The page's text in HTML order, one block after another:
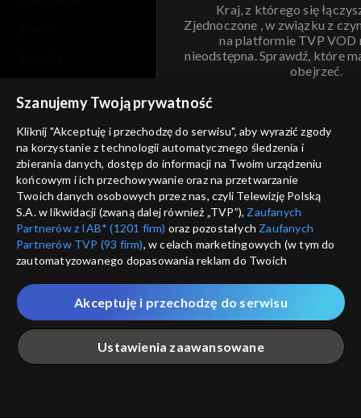
Kraj, z którego się
Zjednoczone , w związku z
na platformie TVP VOD
nieodstępna. Sprawdź, które
obejrzeć.
ANULUJ
informacje o dostawcy usług
Szanujemy Twoją prywatność
Kliknij "Akceptuję i przechodzę do serwisu", aby wyrazić zgody
na korzystanie z technologii automatycznego śledzenia i
zbierania danych, dostęp do informacji na Twoim urządzeniu
końcowym i ich przechowywanie oraz na przetwarzanie
Twoich danych osobowych przez nas, czyli Telewizję Polską
S.A. w likwidacji (zwaną dalej również „TVP”), Zaufanych
Partnerów z IAB* (1201 firm) oraz pozostałych Zaufanych
Partnerów TVP (93 firm), w celach marketingowych (w tym do
zautomatyzowanego dopasowania reklam do Twoich
które wskazujemy poniżej, a także zgody na udostępnianie
przez nas identyfikatora PPID do Google.
Twoje dane osobowe zbierane podczas odwiedzania przez
Ciebie naszych
poszczególnych serwisówzwanych dalej
„Portalem”, w tym informacje zapisywane za pomocą
Ustawienia zaawansowane
Akceptuję i przechodzę do serwisu